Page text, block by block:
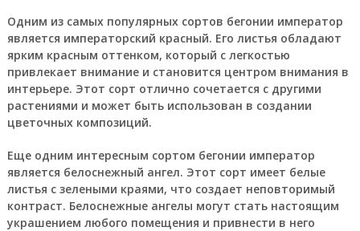
Одним из самых популярных сортов бегонии император
является императорский красный. Его листья обладают
ярким красным оттенком, который с легкостью
привлекает внимание и становится центром внимания в
интерьере. Этот сорт отлично сочетается с другими
растениями и может быть использован в создании
цветочных композиций.
Еще одним интересным сортом бегонии император
является белоснежный ангел. Этот сорт имеет белые
листья с зелеными краями, что создает неповторимый
контраст. Белоснежные ангелы могут стать настоящим
украшением любого помещения и привнести в него